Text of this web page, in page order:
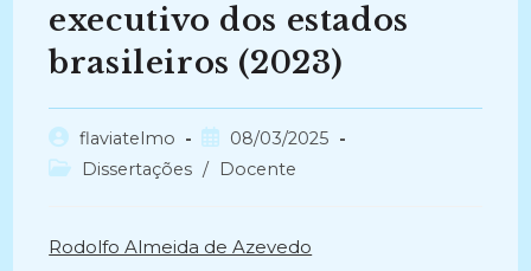
executivo dos estados
brasileiros (2023)
Autor
do
flaviatelmo
Post
publicado:
08/03/2025
Categoria
Dissertações / Docente
Rodolfo Almeida de Azevedo